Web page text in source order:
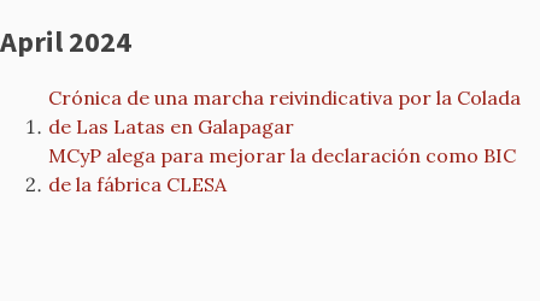
April 2024
Crónica de una marcha reivindicativa por la Colada
de Las Latas en Galapagar
MCyP alega para mejorar la declaración como BIC
de la fábrica CLESA